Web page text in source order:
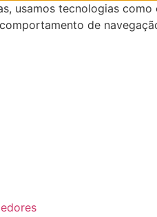
usamos tecnologias
de